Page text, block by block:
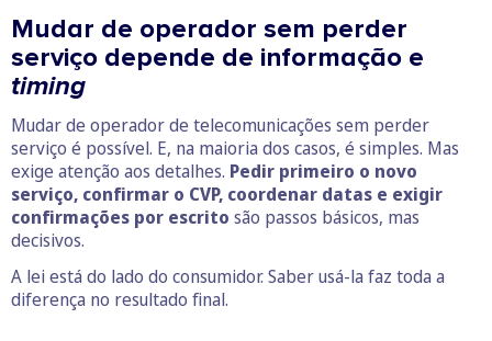
Mudar de operador sem perder
serviço depende de informação e
timing
Mudar de operador de telecomunicações sem perder
serviço é possível. E, na maioria dos casos, é simples. Mas
exige atenção aos detalhes. Pedir primeiro o novo
serviço, confirmar o CVP, coordenar datas e exigir
confirmações por escrito são passos básicos, mas
decisivos.
A lei está do lado do consumidor. Saber usá-la faz toda a
diferença no resultado final.